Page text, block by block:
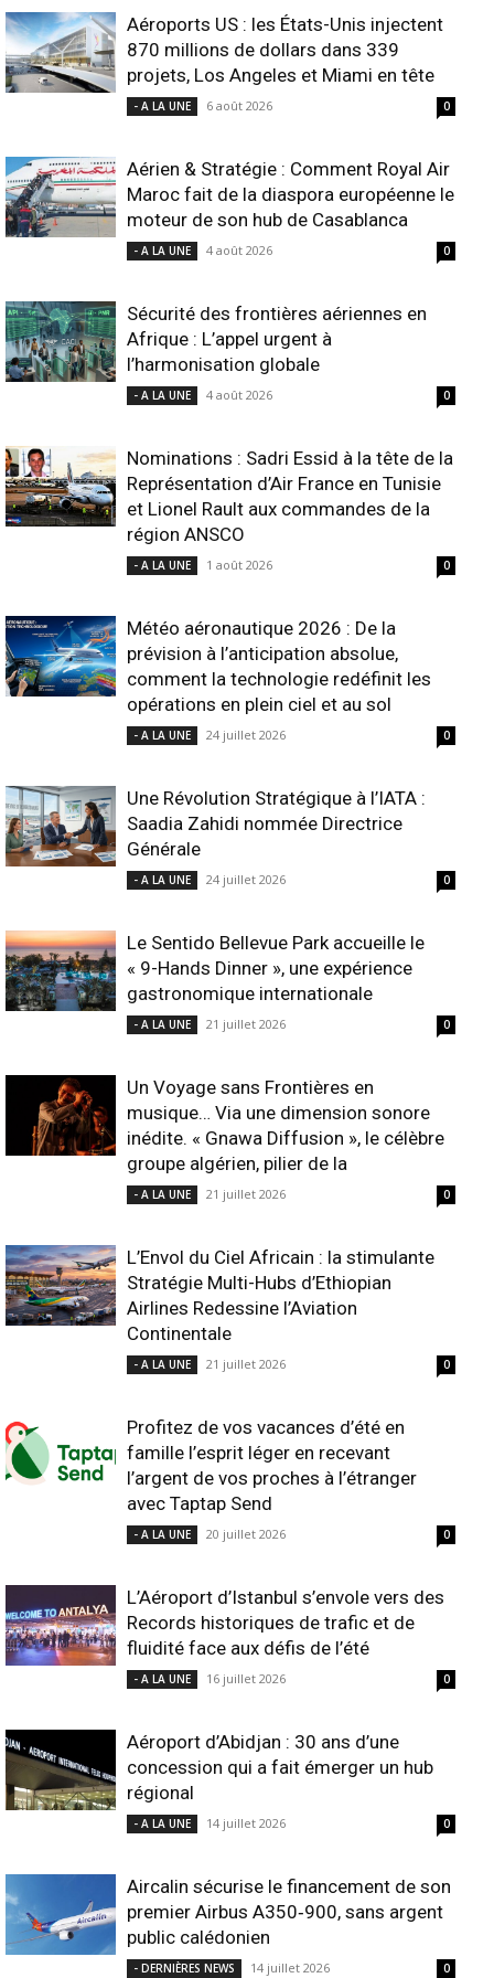
Aéroports US : les États-Unis injectent
870 millions de dollars dans 339
projets, Los Angeles et Miami en tête
- A LA UNE 6 août 2026 0
Aérien & Stratégie : Comment Royal Air
Maroc fait de la diaspora européenne le
moteur de son hub de Casablanca
- A LA UNE 4 août 2026 0
Sécurité des frontières aériennes en
Afrique : L’appel urgent à
l’harmonisation globale
- A LA UNE 4 août 2026 0
Nominations : Sadri Essid à la tête de la
Représentation d’Air France en Tunisie
et Lionel Rault aux commandes de la
région ANSCO
- A LA UNE 1 août 2026 0
Météo aéronautique 2026 : De la
prévision à l’anticipation absolue,
comment la technologie redéfinit les
opérations en plein ciel et au sol
- A LA UNE 24 juillet 2026 0
Une Révolution Stratégique à l’IATA :
Saadia Zahidi nommée Directrice
Générale
- A LA UNE 24 juillet 2026 0
Le Sentido Bellevue Park accueille le
« 9-Hands Dinner », une expérience
gastronomique internationale
- A LA UNE 21 juillet 2026 0
Un Voyage sans Frontières en
musique… Via une dimension sonore
inédite. « Gnawa Diffusion », le célèbre
groupe algérien, pilier de la
- A LA UNE 21 juillet 2026 0
L’Envol du Ciel Africain : la stimulante
Stratégie Multi-Hubs d’Ethiopian
Airlines Redessine l’Aviation
Continentale
- A LA UNE 21 juillet 2026 0
Profitez de vos vacances d’été en
famille l’esprit léger en recevant
l’argent de vos proches à l’étranger
avec Taptap Send
- A LA UNE 20 juillet 2026 0
L’Aéroport d’Istanbul s’envole vers des
Records historiques de trafic et de
fluidité face aux défis de l’été
- A LA UNE 16 juillet 2026 0
Aéroport d’Abidjan : 30 ans d’une
concession qui a fait émerger un hub
régional
- A LA UNE 14 juillet 2026 0
Aircalin sécurise le financement de son
premier Airbus A350‑900, sans argent
public calédonien
- DERNIÈRES NEWS 14 juillet 2026 0